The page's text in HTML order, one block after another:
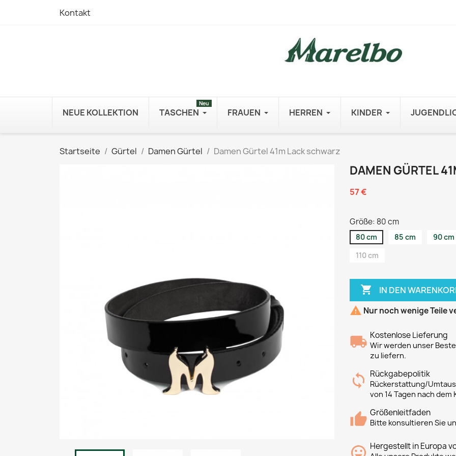
Kontakt
NEUE KOLLEKTION TASCHEN
Neu
FRAUEN HERREN KINDER
Startseite Gürtel Damen Gürtel Damen Gürtel 41m Lack schwarz
DAMEN GÜRTEL
57 €
Größe: 80 cm
80 cm 85 cm
90 cm
110 cm
 IN DEN
 Nur noch wenige Teile
Kostenlose Lieferung
Wir werden unser
zu liefern.
Rückgabepolitik
Rückerstattung/
von 14 Tagen nach dem
Größenleitfaden
Bitte konsultieren Sie
Hergestellt in Europa